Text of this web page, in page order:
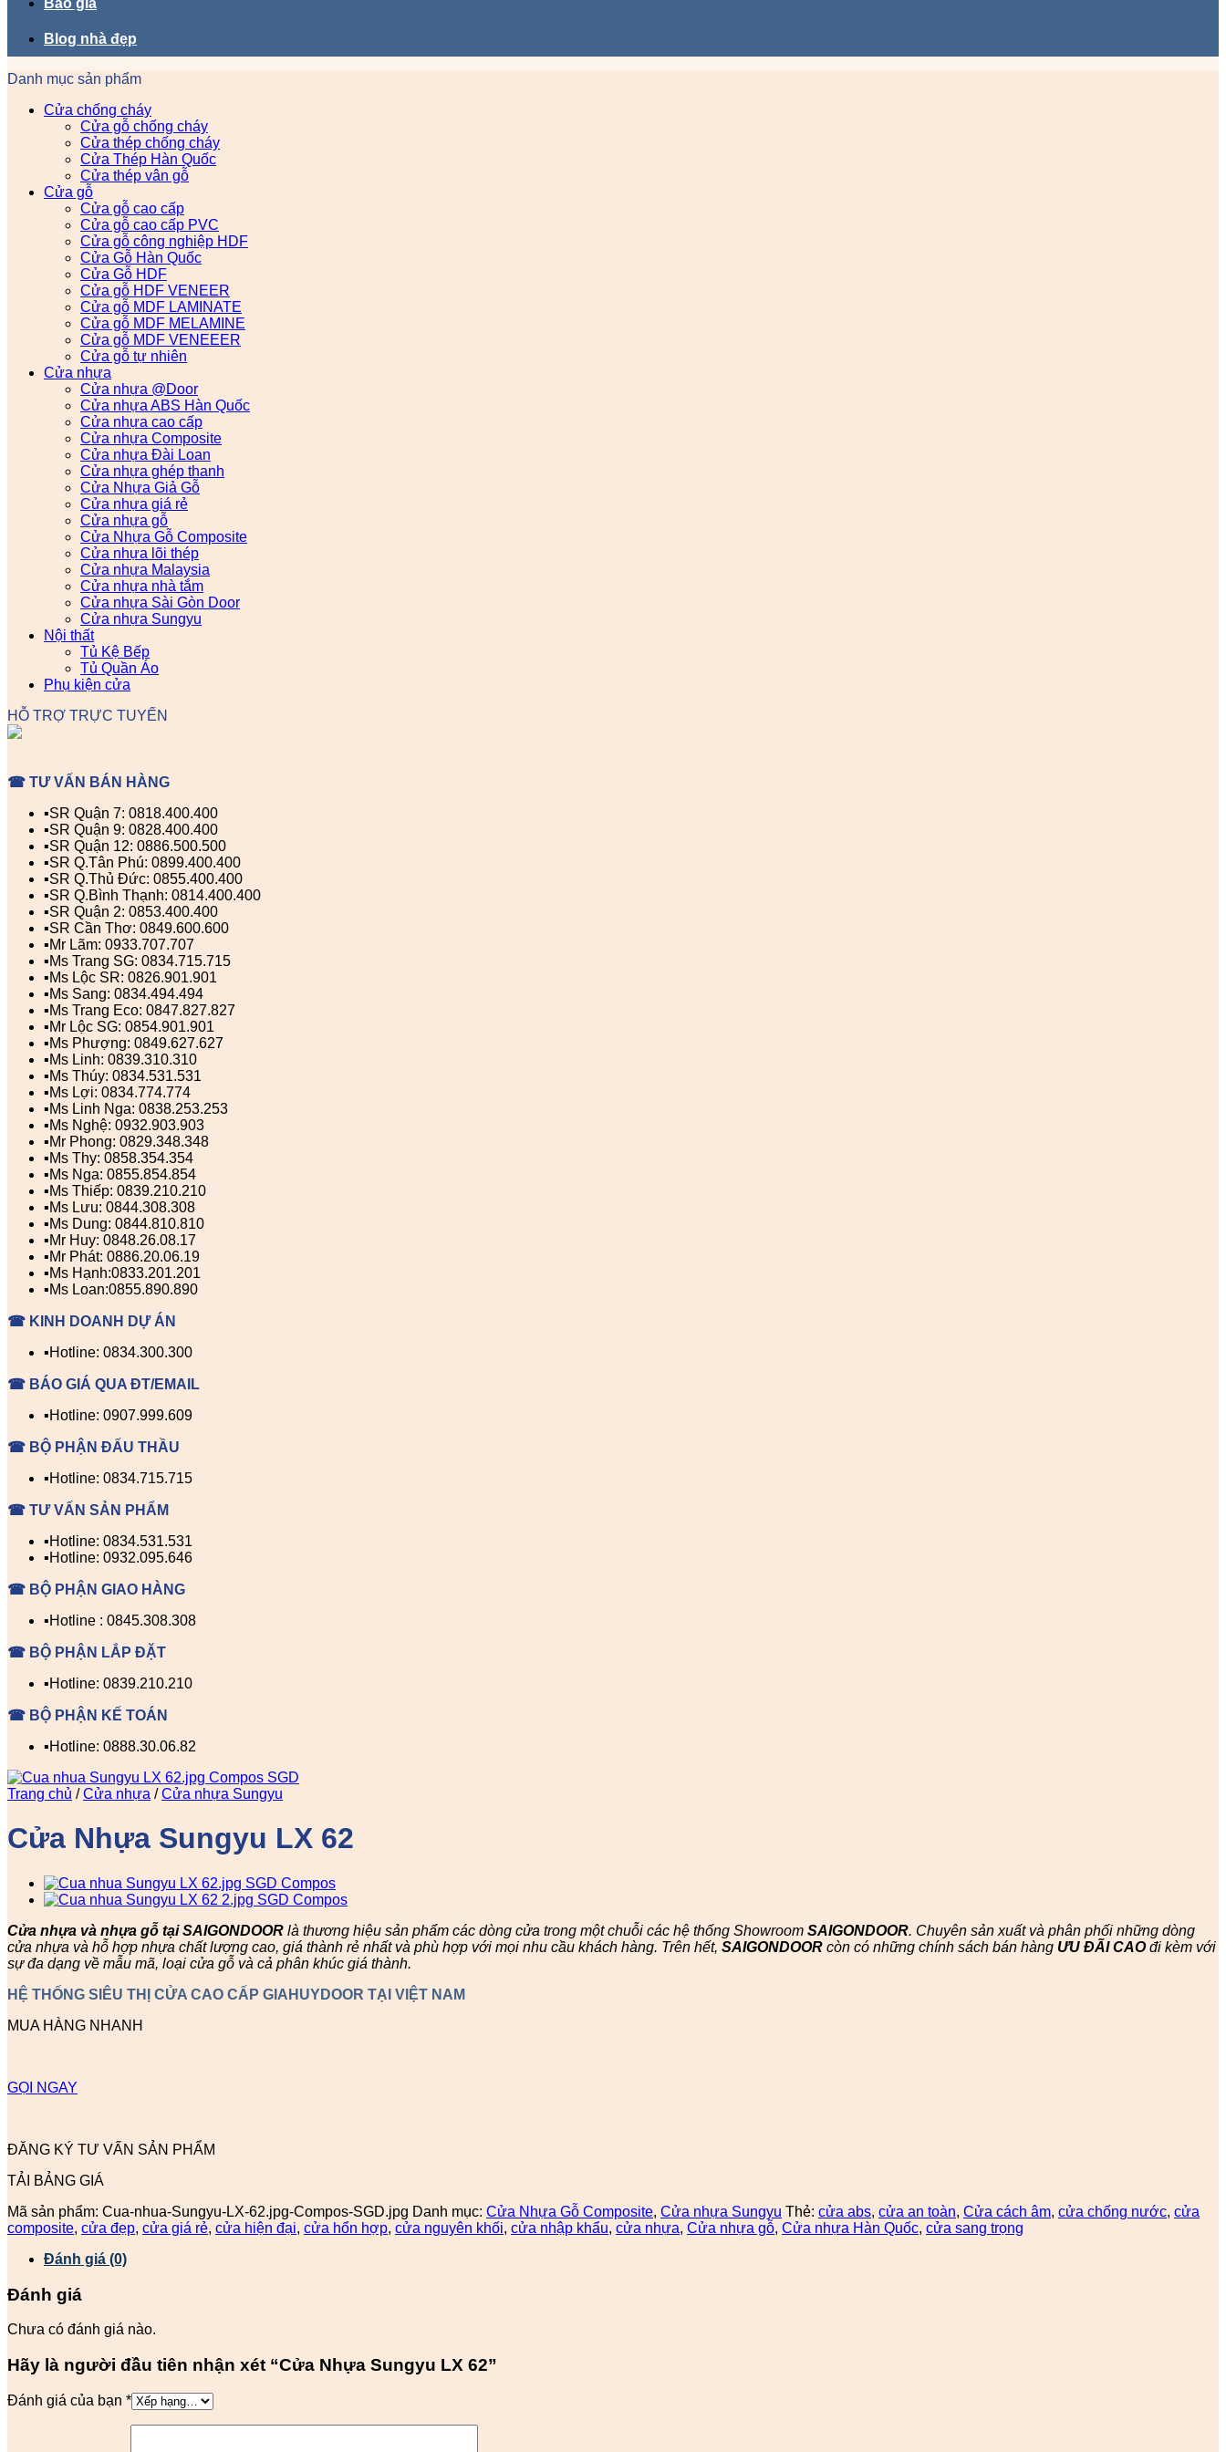
Báo giá
Blog nhà đẹp
Danh mục sản phẩm
Cửa chống cháy
Cửa gỗ chống cháy
Cửa thép chống cháy
Cửa Thép Hàn Quốc
Cửa thép vân gỗ
Cửa gỗ
Cửa gỗ cao cấp
Cửa gỗ cao cấp PVC
Cửa gỗ công nghiệp HDF
Cửa Gỗ Hàn Quốc
Cửa Gỗ HDF
Cửa gỗ HDF VENEER
Cửa gỗ MDF LAMINATE
Cửa gỗ MDF MELAMINE
Cửa gỗ MDF VENEEER
Cửa gỗ tự nhiên
Cửa nhựa
Cửa nhựa @Door
Cửa nhựa ABS Hàn Quốc
Cửa nhựa cao cấp
Cửa nhựa Composite
Cửa nhựa Đài Loan
Cửa nhựa ghép thanh
Cửa Nhựa Giả Gỗ
Cửa nhựa giá rẻ
Cửa nhựa gỗ
Cửa Nhựa Gỗ Composite
Cửa nhựa lõi thép
Cửa nhựa Malaysia
Cửa nhựa nhà tắm
Cửa nhựa Sài Gòn Door
Cửa nhựa Sungyu
Nội thất
Tủ Kệ Bếp
Tủ Quần Áo
Phụ kiện cửa
HỖ TRỢ TRỰC TUYẾN
☎ TƯ VẤN BÁN HÀNG
▪️SR Quận 7: 0818.400.400
▪️SR Quận 9: 0828.400.400
▪️SR Quận 12: 0886.500.500
▪️SR Q.Tân Phú: 0899.400.400
▪️SR Q.Thủ Đức: 0855.400.400
▪️SR Q.Bình Thạnh: 0814.400.400
▪️SR Quận 2: 0853.400.400
▪️SR Cần Thơ: 0849.600.600
▪️Mr Lãm: 0933.707.707
▪️Ms Trang SG: 0834.715.715
▪️Ms Lộc SR: 0826.901.901
▪️Ms Sang: 0834.494.494
▪️Ms Trang Eco: 0847.827.827
▪️Mr Lộc SG: 0854.901.901
▪️Ms Phượng: 0849.627.627
▪️Ms Linh: 0839.310.310
▪️Ms Thúy: 0834.531.531
▪️Ms Lợi: 0834.774.774
▪️Ms Linh Nga: 0838.253.253
▪️Ms Nghệ: 0932.903.903
▪️Mr Phong: 0829.348.348
▪️Ms Thy: 0858.354.354
▪️Ms Nga: 0855.854.854
▪️Ms Thiếp: 0839.210.210
▪️Ms Lưu: 0844.308.308
▪️Ms Dung: 0844.810.810
▪️Mr Huy: 0848.26.08.17
▪️Mr Phát: 0886.20.06.19
▪️Ms Hạnh:0833.201.201
▪️Ms Loan:0855.890.890
☎ KINH DOANH DỰ ÁN
▪️Hotline: 0834.300.300
☎ BÁO GIÁ QUA ĐT/EMAIL
▪️Hotline: 0907.999.609
☎ BỘ PHẬN ĐẤU THẦU
▪️Hotline: 0834.715.715
☎ TƯ VẤN SẢN PHẨM
▪️Hotline: 0834.531.531
▪️Hotline: 0932.095.646
☎ BỘ PHẬN GIAO HÀNG
▪️Hotline : 0845.308.308
☎ BỘ PHẬN LẮP ĐẶT
▪️Hotline: 0839.210.210
☎ BỘ PHẬN KẾ TOÁN
▪️Hotline: 0888.30.06.82
Trang chủ / Cửa nhựa / Cửa nhựa Sungyu
Cửa Nhựa Sungyu LX 62
Cửa nhựa và nhựa gỗ tại SAIGONDOOR là thương hiệu sản phẩm các dòng cửa trong một chuỗi các hệ thống Showroom SAIGONDOOR. Chuyên sản xuất và phân phối những dòng
cửa nhựa và hỗ hợp nhựa chất lượng cao, giá thành rẻ nhất và phù hợp với mọi nhu cầu khách hàng. Trên hết, SAIGONDOOR còn có những chính sách bán hàng ƯU ĐÃI CAOđi kèm với
sự đa dạng về mẫu mã, loại cửa gỗ và cả phân khúc giá thành.
HỆ THỐNG SIÊU THỊ CỬA CAO CẤP GIAHUYDOOR TẠI VIỆT NAM
MUA HÀNG NHANH
GỌI NGAY
ĐĂNG KÝ TƯ VẤN SẢN PHẨM
TẢI BẢNG GIÁ
Mã sản phẩm: Cua-nhua-Sungyu-LX-62.jpg-Compos-SGD.jpg Danh mục: Cửa Nhựa Gỗ Composite, Cửa nhựa Sungyu Thẻ: cửa abs, cửa an toàn, Cửa cách âm, cửa chống nước, cửa
composite, cửa đẹp, cửa giá rẻ, cửa hiện đại, cửa hổn hợp, cửa nguyên khối, cửa nhập khẩu, cửa nhựa, Cửa nhựa gỗ, Cửa nhựa Hàn Quốc, cửa sang trọng
Đánh giá (0)
Đánh giá
Chưa có đánh giá nào.
Hãy là người đầu tiên nhận xét “Cửa Nhựa Sungyu LX 62”
Đánh giá của bạn *